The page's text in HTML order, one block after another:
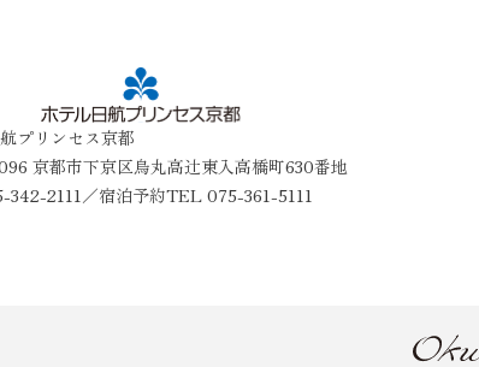
プリンセス京都
京都市下京区烏丸高辻東入高橋町630番地
342-2111 ／宿泊予約TEL 075-361-5111